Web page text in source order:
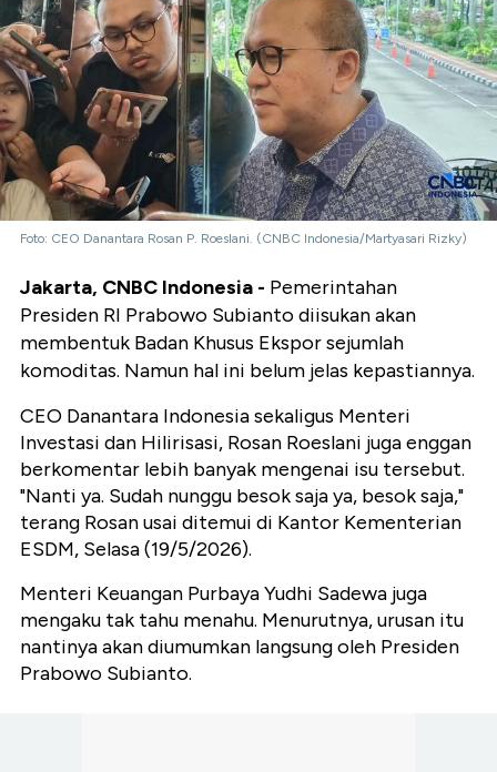
Foto: CEO Danantara Rosan P. Roeslani. (CNBC Indonesia/Martyasari Rizky)
Jakarta, CNBC Indonesia - Pemerintahan
Presiden RI Prabowo Subianto diisukan akan
membentuk Badan Khusus Ekspor sejumlah
komoditas. Namun hal ini belum jelas kepastiannya.
CEO Danantara Indonesia sekaligus Menteri
Investasi dan Hilirisasi, Rosan Roeslani juga enggan
berkomentar lebih banyak mengenai isu tersebut.
"Nanti ya. Sudah nunggu besok saja ya, besok saja,"
terang Rosan usai ditemui di Kantor Kementerian
ESDM, Selasa (19/5/2026).
Menteri Keuangan Purbaya Yudhi Sadewa juga
mengaku tak tahu menahu. Menurutnya, urusan itu
nantinya akan diumumkan langsung oleh Presiden
Prabowo Subianto.